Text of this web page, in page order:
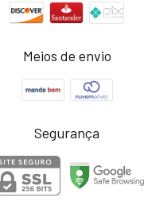
Meios de envio
Segurança